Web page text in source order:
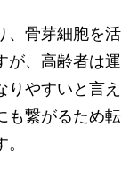
、骨芽細胞を活
が、高齢者は運
やすいと言え
も繋がるため転